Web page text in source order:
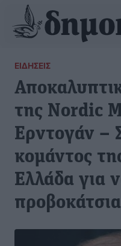
ΕΙΔΉΣΕΙΣ
της Nordic
Ερντογάν –
κομάντος
Ελλάδα για
προβοκάτσια